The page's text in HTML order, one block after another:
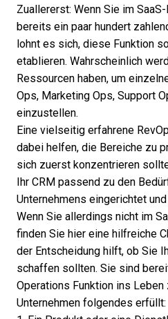
Zuallererst: Wenn Sie im
bereits ein paar hundert
lohnt es sich, diese Funktion
etablieren. Wahrscheinlich
Ressourcen haben, um
Ops, Marketing Ops, Support
einzustellen.
Eine vielseitig erfahrene
dabei helfen, die Bereiche zu
sich zuerst konzentrieren
Ihr CRM passend zu den
Unternehmens eingerichtet
Wenn Sie allerdings nicht im
finden Sie hier eine hilfreiche
der Entscheidung hilft, ob Sie
schaffen sollten. Sie sind
Operations Funktion ins Leben
Unternehmen folgendes erfüllt: